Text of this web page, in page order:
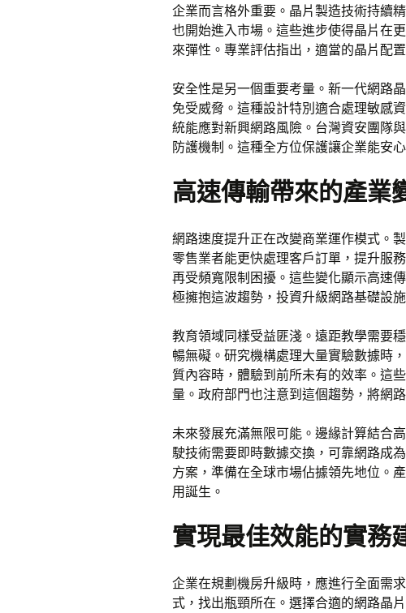
企業而言格外重要。晶片製造技術持續
也開始進入市場。這些進步使得晶片在
來彈性。專業評估指出，適當的晶片配
安全性是另一個重要考量。新一代網路
免受威脅。這種設計特別適合處理敏感
統能應對新興網路風險。台灣資安團隊
防護機制。這種全方位保護讓企業能安
高速傳輸帶來的產業
網路速度提升正在改變商業運作模式。
零售業者能更快處理客戶訂單，提升服
再受頻寬限制困擾。這些變化顯示高速
極擁抱這波趨勢，投資升級網路基礎設施
教育領域同樣受益匪淺。遠距教學需要
暢無礙。研究機構處理大量實驗數據時
質內容時，體驗到前所未有的效率。這
量。政府部門也注意到這個趨勢，將網
未來發展充滿無限可能。邊緣計算結合
駛技術需要即時數據交換，可靠網路成
方案，準備在全球市場佔據領先地位。
用誕生。
實現最佳效能的實務
企業在規劃機房升級時，應進行全面需
式，找出瓶頸所在。選擇合適的網路晶